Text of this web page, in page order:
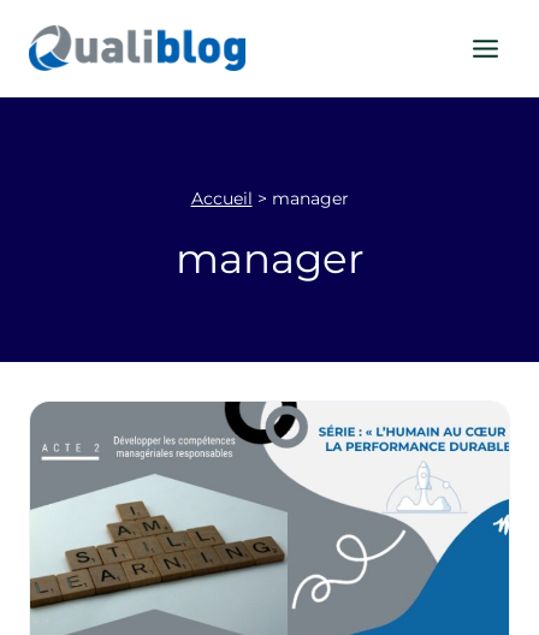
contenu
Accueil > manager
manager